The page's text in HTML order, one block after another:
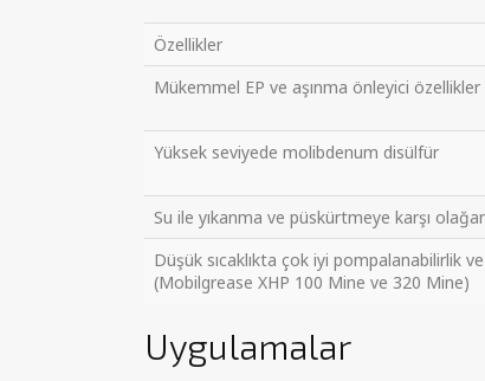
Özellikler
Mükemmel EP ve aşınma önleyici özellikler
Yüksek seviyede molibdenum disülfür
Su ile yıkanma ve püskürtmeye karşı
Düşük sıcaklıkta çok iyi pompalanabilirlik
(Mobilgrease XHP 100 Mine ve 320 Mine)
Uygulamalar